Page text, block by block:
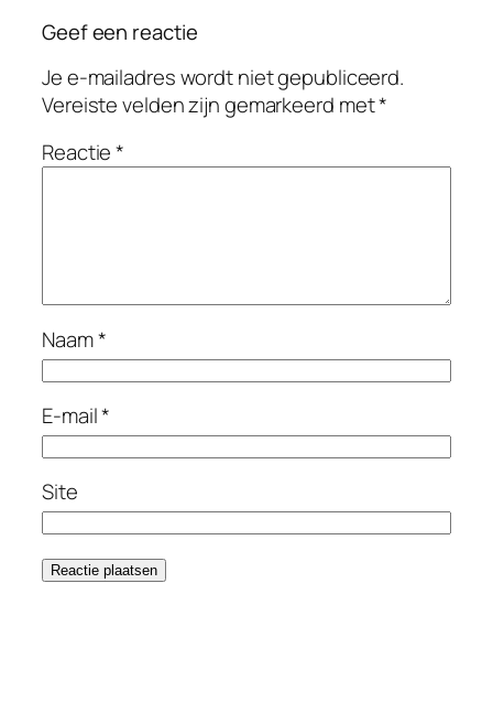
Geef een reactie
Je e-mailadres wordt niet gepubliceerd.
Vereiste velden zijn gemarkeerd met*
Reactie*
Naam*
E-mail*
Site